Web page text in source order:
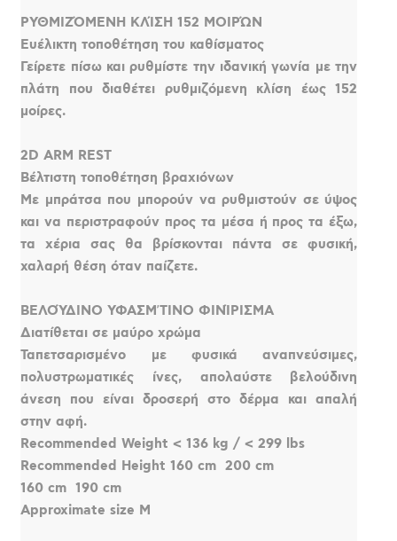
ΡΥΘΜΙΖΌΜΕΝΗ ΚΛΊΣΗ 152 ΜΟΙΡΏΝ
Ευέλικτη τοποθέτηση του καθίσματος
Γείρετε πίσω και ρυθμίστε την ιδανική γωνία με την
πλάτη που διαθέτει ρυθμιζόμενη κλίση έως 152
μοίρες.
2D ARM REST
Βέλτιστη τοποθέτηση βραχιόνων
Με μπράτσα που μπορούν να ρυθμιστούν σε ύψος
και να περιστραφούν προς τα μέσα ή προς τα έξω,
τα χέρια σας θα βρίσκονται πάντα σε φυσική,
χαλαρή θέση όταν παίζετε.
ΒΕΛΟΎΔΙΝΟ ΥΦΑΣΜʼΤΙΝΟ ΦΙΝΊΡΙΣΜΑ
Διατίθεται σε μαύρο χρώμα
Ταπετσαρισμένο με φυσικά αναπνεύσιμες,
πολυστρωματικές ίνες, απολαύστε βελούδινη
άνεση που είναι δροσερή στο δέρμα και απαλή
στην αφή.
Recommended Weight < 136 kg / < 299 lbs
Recommended Height 160 cm  200 cm
160 cm  190 cm
Approximate size M